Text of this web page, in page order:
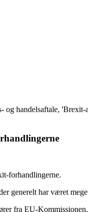
og handelsaftale,
forhandlingerne.
generelt har været
fra EU-